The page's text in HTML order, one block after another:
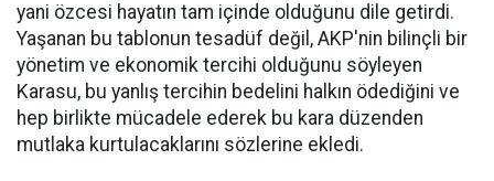
yani özcesi hayatın tam içinde olduğunu dile getirdi.
Yaşanan bu tablonun tesadüf değil, AKP'nin bilinçli bir
yönetim ve ekonomik tercihi olduğunu söyleyen
Karasu, bu yanlış tercihin bedelini halkın ödediğini ve
hep birlikte mücadele ederek bu kara düzenden
mutlaka kurtulacaklarını sözlerine ekledi.